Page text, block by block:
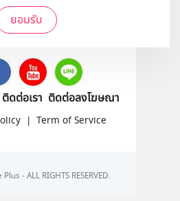
ยอมรับ
ดตามเราได้ที่
ติดต่อเรา ติดต่อลงโฆษณา
| Term of Service
- ALL RIGHTS RESERVED.